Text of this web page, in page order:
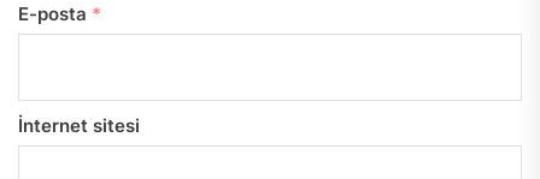
E-posta *
İnternet sitesi